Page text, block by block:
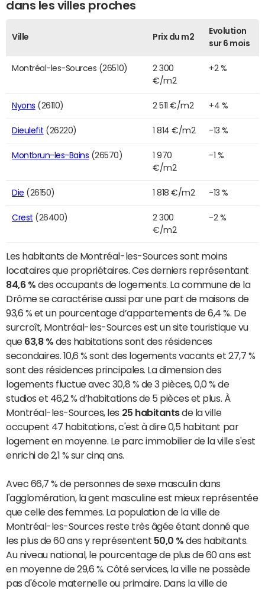
dans les villes proches
Ville Prix du m2
Evolution
sur 6 mois
Montréal-les-Sources (26510)
2 300
€/m2
+2 %
Nyons (26110) 2 511 €/m2 +4 %
Dieulefit (26220) 1 814 €/m2 -13 %
Montbrun-les-Bains (26570)
1 970
€/m2
-1 %
Die (26150) 1 818 €/m2 -13 %
Crest (26400)
2 300
€/m2
-2 %
Les habitants de Montréal-les-Sources sont moins
locataires que propriétaires. Ces derniers représentant
84,6 % des occupants de logements. La commune de la
Drôme se caractérise aussi par une part de maisons de
93,6 % et un pourcentage d’appartements de 6,4 %. De
surcroît, Montréal-les-Sources est un site touristique vu
que 63,8 % des habitations sont des résidences
secondaires. 10,6 % sont des logements vacants et 27,7 %
sont des résidences principales. La dimension des
logements fluctue avec 30,8 % de 3 pièces, 0,0 % de
studios et 46,2 % d’habitations de 5 pièces et plus. À
Montréal-les-Sources, les 25 habitantsde la ville
occupent 47 habitations, c'est à dire 0,5 habitant par
logement en moyenne. Le parc immobilier de la ville s'est
enrichi de 2,1 % sur cinq ans.
Avec 66,7 % de personnes de sexe masculin dans
l'agglomération, la gent masculine est mieux représentée
que celle des femmes. La population de la ville de
Montréal-les-Sources reste très âgée étant donné que
les plus de 60 ans y représentent 50,0 % des habitants.
Au niveau national, le pourcentage de plus de 60 ans est
en moyenne de 29,6 %. Côté services, la ville ne possède
pas d'école maternelle ou primaire. Dans la ville de